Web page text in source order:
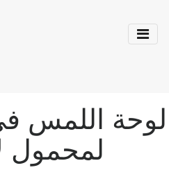
لوحة اللمس
لمحمول